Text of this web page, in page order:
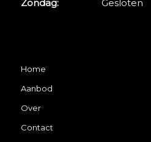
Zondag:
Gesloten
Home
Aanbod
Over
Contact